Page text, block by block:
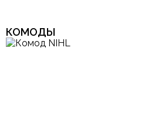
КОМОДЫ